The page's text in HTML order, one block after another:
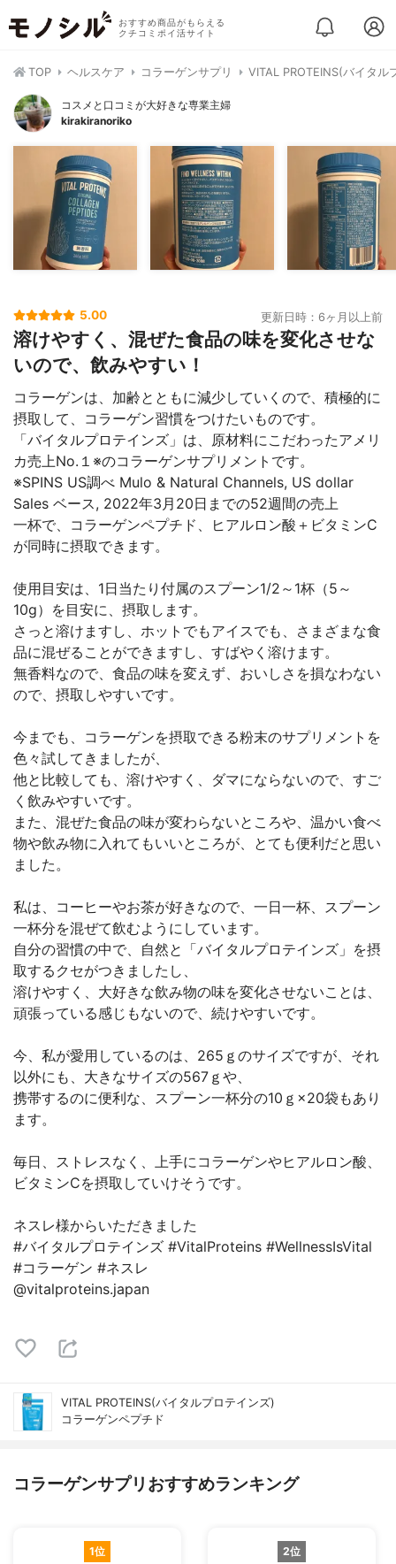
おすすめ商品がもらえる
クチコミポイ活サイト
TOP ヘルスケア コラーゲンサプリ VITAL PROTEINS(バイタ
コスメと口コミが大好きな専業主婦
kirakiranoriko
5.00 更新日時：6ヶ月以上前
溶けやすく、混ぜた食品の味を変化させな
いので、飲みやすい！
コラーゲンは、加齢とともに減少していくので、積極的に
摂取して、コラーゲン習慣をつけたいものです。
「バイタルプロテインズ」は、原材料にこだわったアメリ
カ売上No.１※のコラーゲンサプリメントです。
※SPINS US調べ Mulo & Natural Channels, US dollar
Sales ベース, 2022年3月20日までの52週間の売上
一杯で、コラーゲンペプチド、ヒアルロン酸＋ビタミンC
が同時に摂取できます。
使用目安は、1日当たり付属のスプーン1/2～1杯（5～
10g）を目安に、摂取します。
さっと溶けますし、ホットでもアイスでも、さまざまな食
品に混ぜることができますし、すばやく溶けます。
無香料なので、食品の味を変えず、おいしさを損なわない
ので、摂取しやすいです。
今までも、コラーゲンを摂取できる粉末のサプリメントを
色々試してきましたが、
他と比較しても、溶けやすく、ダマにならないので、すご
く飲みやすいです。
また、混ぜた食品の味が変わらないところや、温かい食べ
物や飲み物に入れてもいいところが、とても便利だと思い
ました。
私は、コーヒーやお茶が好きなので、一日一杯、スプーン
一杯分を混ぜて飲むようにしています。
自分の習慣の中で、自然と「バイタルプロテインズ」を摂
取するクセがつきましたし、
溶けやすく、大好きな飲み物の味を変化させないことは、
頑張っている感じもないので、続けやすいです。
今、私が愛用しているのは、265ｇのサイズですが、それ
以外にも、大きなサイズの567ｇや、
携帯するのに便利な、スプーン一杯分の10ｇ×20袋もあり
ます。
毎日、ストレスなく、上手にコラーゲンやヒアルロン酸、
ビタミンCを摂取していけそうです。
ネスレ様からいただきました
#バイタルプロテインズ #VitalProteins #WellnessIsVital
#コラーゲン #ネスレ
@vitalproteins.japan
VITAL PROTEINS(バイタルプロテインズ)
コラーゲンペプチド
コラーゲンサプリおすすめランキング
1位 2位